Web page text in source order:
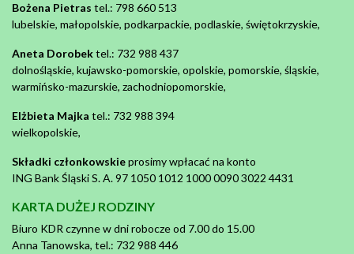
Bożena Pietras tel.: 798 660 513
lubelskie, małopolskie, podkarpackie, podlaskie, świętokrzyskie,
Aneta Dorobektel.: 732 988 437
dolnośląskie, kujawsko-pomorskie, opolskie, pomorskie, śląskie,
warmińsko-mazurskie, zachodniopomorskie,
Elżbieta Majka tel.: 732 988 394
wielkopolskie,
Składki członkowskieprosimy wpłacać na konto
ING Bank Śląski S. A. 97 1050 1012 1000 0090 3022 4431
KARTA DUŻEJ RODZINY
Biuro KDR czynne w dni robocze od 7.00 do 15.00
Anna Tanowska, tel.: 732 988 446